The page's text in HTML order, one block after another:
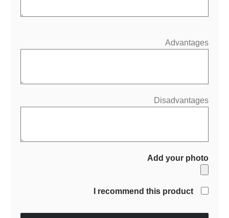
Advantages
Disadvantages
Add your photo
I recommend this product